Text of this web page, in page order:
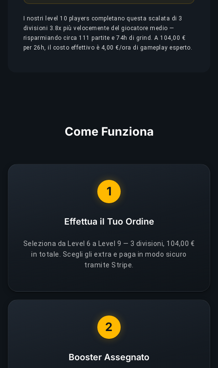
I nostri level 10 players completano questa scalata di 3
divisioni 3.8x più velocemente del giocatore medio —
risparmiando circa 111 partite e 74h di grind. A 104,00 €
per 26h, il costo effettivo è 4,00 €/ora di gameplay esperto.
Come Funziona
1
Effettua il Tuo Ordine
Seleziona da Level 6 a Level 9 — 3 divisioni, 104,00 €
in totale. Scegli gli extra e paga in modo sicuro
tramite Stripe.
2
Booster Assegnato